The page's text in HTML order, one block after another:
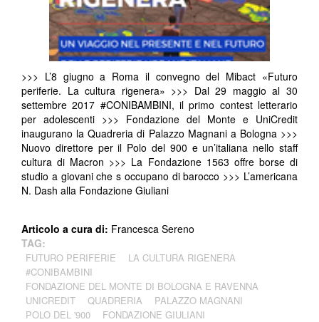
>>> L’8 giugno a Roma il convegno del Mibact «Futuro
periferie. La cultura rigenera» >>> Dal 29 maggio al 30
settembre 2017 #CONIBAMBINI, il primo contest letterario
per adolescenti >>> Fondazione del Monte e UniCredit
inaugurano la Quadreria di Palazzo Magnani a Bologna >>>
Nuovo direttore per il Polo del 900 e un’italiana nello staff
cultura di Macron >>> La Fondazione 1563 offre borse di
studio a giovani che s occupano di barocco >>> L’americana
N. Dash alla Fondazione Giuliani
Articolo a cura di: Francesca Sereno
TAG:
FUTURO PERIFERIE
LA CULTURA RIGENERA
#CONIBAMBINI
FONDAZIONE DEL MONTE DI BOLOGNA E RAVENNA
UNICREDIT
QUADRERIA
PALAZZO MAGNANI
POLO DEL '900
FONDAZIONE GIULIANI